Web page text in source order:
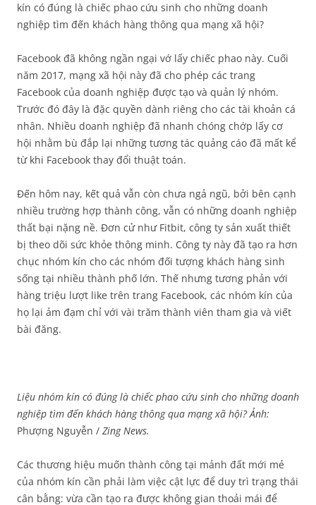
kín có đúng là chiếc phao cứu sinh cho những doanh
nghiệp tìm đến khách hàng thông qua mạng xã hội?
Facebook đã không ngần ngại vớ lấy chiếc phao này. Cuối
năm 2017, mạng xã hội này đã cho phép các trang
Facebook của doanh nghiệp được tạo và quản lý nhóm.
Trước đó đây là đặc quyền dành riêng cho các tài khoản cá
nhân. Nhiều doanh nghiệp đã nhanh chóng chớp lấy cơ
hội nhằm bù đắp lại những tương tác quảng cáo đã mất kể
từ khi Facebook thay đổi thuật toán.
Đến hôm nay, kết quả vẫn còn chưa ngả ngũ, bởi bên cạnh
nhiều trường hợp thành công, vẫn có những doanh nghiệp
thất bại nặng nề. Đơn cử như Fitbit, công ty sản xuất thiết
bị theo dõi sức khỏe thông minh. Công ty này đã tạo ra hơn
chục nhóm kín cho các nhóm đối tượng khách hàng sinh
sống tại nhiều thành phố lớn. Thế nhưng tương phản với
hàng triệu lượt like trên trang Facebook, các nhóm kín của
họ lại ảm đạm chỉ với vài trăm thành viên tham gia và viết
bài đăng.
Liệu nhóm kín có đúng là chiếc phao cứu sinh cho những doanh
nghiệp tìm đến khách hàng thông qua mạng xã hội? Ảnh:
Phượng Nguyễn / Zing News.
Các thương hiệu muốn thành công tại mảnh đất mới mẻ
của nhóm kín cần phải làm việc cật lực để duy trì trạng thái
cân bằng: vừa cần tạo ra được không gian thoải mái để